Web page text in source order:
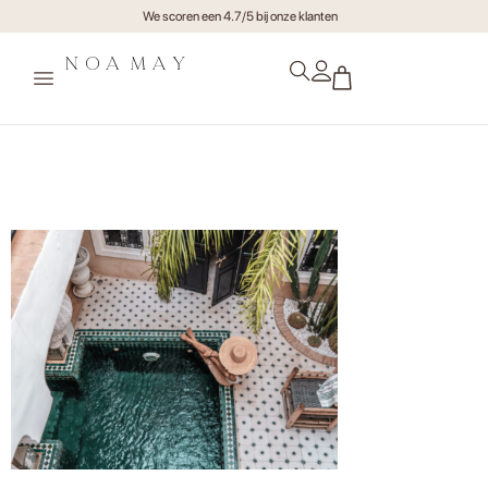
We scoren een 4.7/5 bij onze klanten